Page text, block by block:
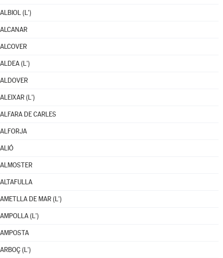
ALBIOL (L')
ALCANAR
ALCOVER
ALDEA (L')
ALDOVER
ALEIXAR (L')
ALFARA DE CARLES
ALFORJA
ALIÓ
ALMOSTER
ALTAFULLA
AMETLLA DE MAR (L')
AMPOLLA (L')
AMPOSTA
ARBOÇ (L')